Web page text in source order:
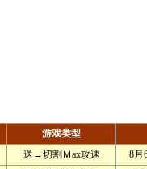
游戏类型
送→切割Ｍax攻速 8月